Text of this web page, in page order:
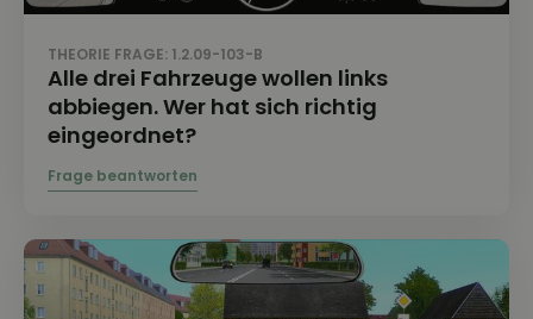
THEORIE FRAGE: 1.2.09-103-B
Alle drei Fahrzeuge wollen links
abbiegen. Wer hat sich richtig
eingeordnet?